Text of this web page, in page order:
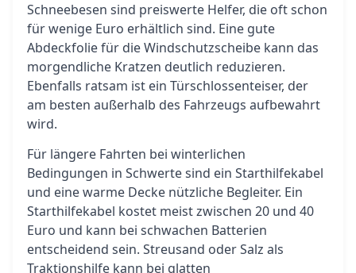
Schneebesen sind preiswerte Helfer, die oft schon
für wenige Euro erhältlich sind. Eine gute
Abdeckfolie für die Windschutzscheibe kann das
morgendliche Kratzen deutlich reduzieren.
Ebenfalls ratsam ist ein Türschlossenteiser, der
am besten außerhalb des Fahrzeugs aufbewahrt
wird.
Für längere Fahrten bei winterlichen
Bedingungen in Schwerte sind ein Starthilfekabel
und eine warme Decke nützliche Begleiter. Ein
Starthilfekabel kostet meist zwischen 20 und 40
Euro und kann bei schwachen Batterien
entscheidend sein. Streusand oder Salz als
Traktionshilfe kann bei glatten